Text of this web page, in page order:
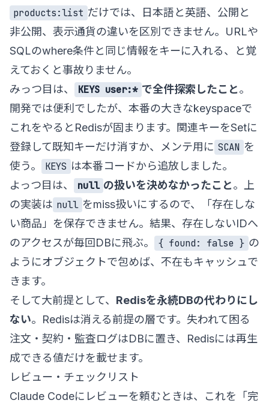
products:list だけでは、日本語と英語、公開と
非公開、表示通貨の違いを区別できません。URLや
SQLのwhere条件と同じ情報をキーに入れる、と覚
えておくと事故りません。
みっつ目は、
KEYS user:* で全件探索したこと。
開発では便利でしたが、本番の大きなkeyspaceで
これをやるとRedisが固まります。関連キーをSetに
登録して既知キーだけ消すか、メンテ用に SCAN を
使う。
KEYS は本番コードから追放しました。
よっつ目は、
null の扱いを決めなかったこと。上
の実装は null をmiss扱いにするので、「存在しな
い商品」を保存できません。結果、存在しないIDへ
のアクセスが毎回DBに飛ぶ。
{ found: false } の
ようにオブジェクトで包めば、不在もキャッシュで
きます。
そして大前提として、 Redisを永続DBの代わりにし
ない。Redisは消える前提の層です。失われて困る
注文・契約・監査ログはDBに置き、Redisには再生
成できる値だけを載せます。
レビュー・チェックリスト
Claude Codeにレビューを頼むときは、これを「完